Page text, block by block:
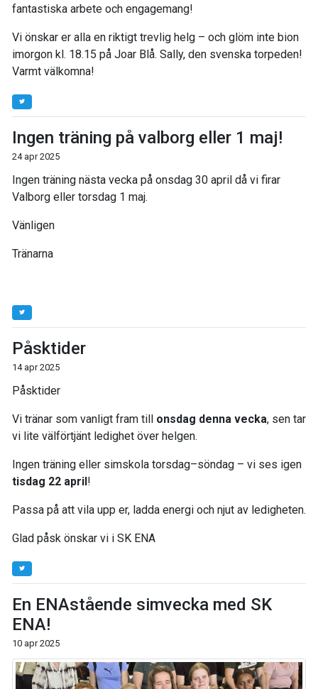
fantastiska arbete och engagemang!
Vi önskar er alla en riktigt trevlig helg – och glöm inte bion
imorgon kl. 18.15 på Joar Blå. Sally, den svenska torpeden!
Varmt välkomna!
Ingen träning på valborg eller 1 maj!
24 apr 2025
Ingen träning nästa vecka på onsdag 30 april då vi firar
Valborg eller torsdag 1 maj.
Vänligen
Tränarna
Påsktider
14 apr 2025
Påsktider
Vi tränar som vanligt fram till onsdag denna vecka, sen tar
vi lite välförtjänt ledighet över helgen.
Ingen träning eller simskola torsdag–söndag – vi ses igen
tisdag 22 april !
Passa på att vila upp er, ladda energi och njut av ledigheten.
Glad påsk önskar vi i SK ENA
En ENAstående simvecka med SK
ENA!
10 apr 2025